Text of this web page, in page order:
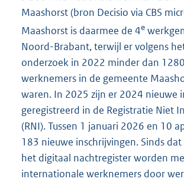
Maashorst (bron Decisio via CBS
Maashorst is daarmee de 4e
Noord-Brabant, terwijl er volgens
onderzoek in 2022 minder dan
werknemers in de gemeente
waren. In 2025 zijn er 2024 nieuwe
geregistreerd in de Registratie Niet
(RNI). Tussen 1 januari 2026 en 10
183 nieuwe inschrijvingen. Sinds
het digitaal nachtregister worden
internationale werknemers door